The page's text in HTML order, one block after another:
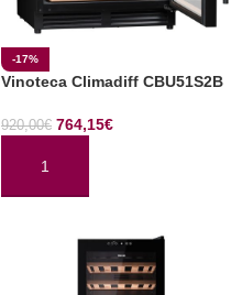
-17%
Vinoteca Climadiff CBU51S2B
920,00€ 764,15€
AÑADIR AL CARRITO